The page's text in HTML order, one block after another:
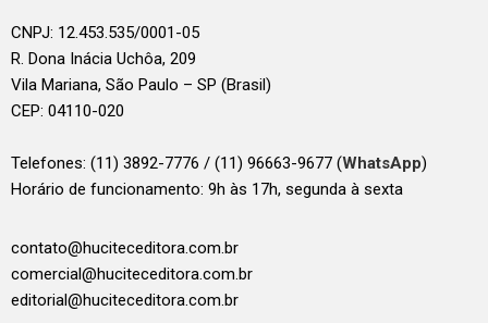
CNPJ: 12.453.535/0001-05
R. Dona Inácia Uchôa, 209
Vila Mariana, São Paulo – SP (Brasil)
CEP: 04110-020
Telefones: (11) 3892-7776 / (11) 96663-9677 (WhatsApp)
Horário de funcionamento: 9h às 17h, segunda à sexta
contato@huciteceditora.com.br
comercial@huciteceditora.com.br
editorial@huciteceditora.com.br